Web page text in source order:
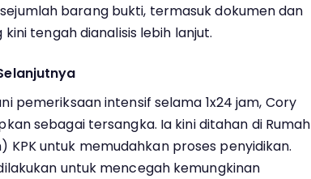
barang bukti, termasuk dokumen dan
kini tengah dianalisis lebih lanjut.
pemeriksaan intensif selama 1x24 jam, Cory
sebagai tersangka. Ia kini ditahan di Rumah
KPK untuk memudahkan proses penyidikan.
untuk mencegah kemungkinan